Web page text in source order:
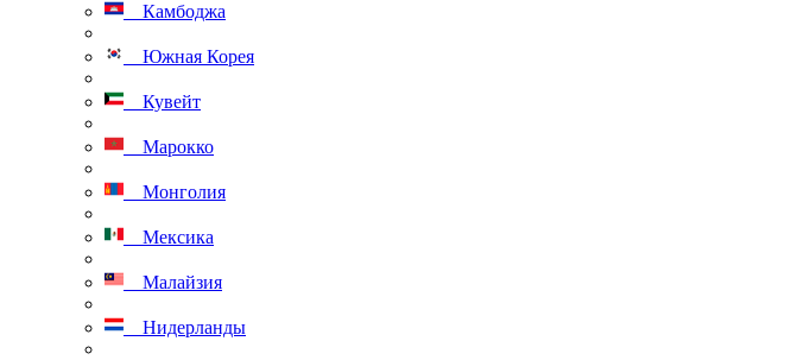
Камбоджа
Южная Корея
Кувейт
Марокко
Монголия
Мексика
Малайзия
Нидерланды